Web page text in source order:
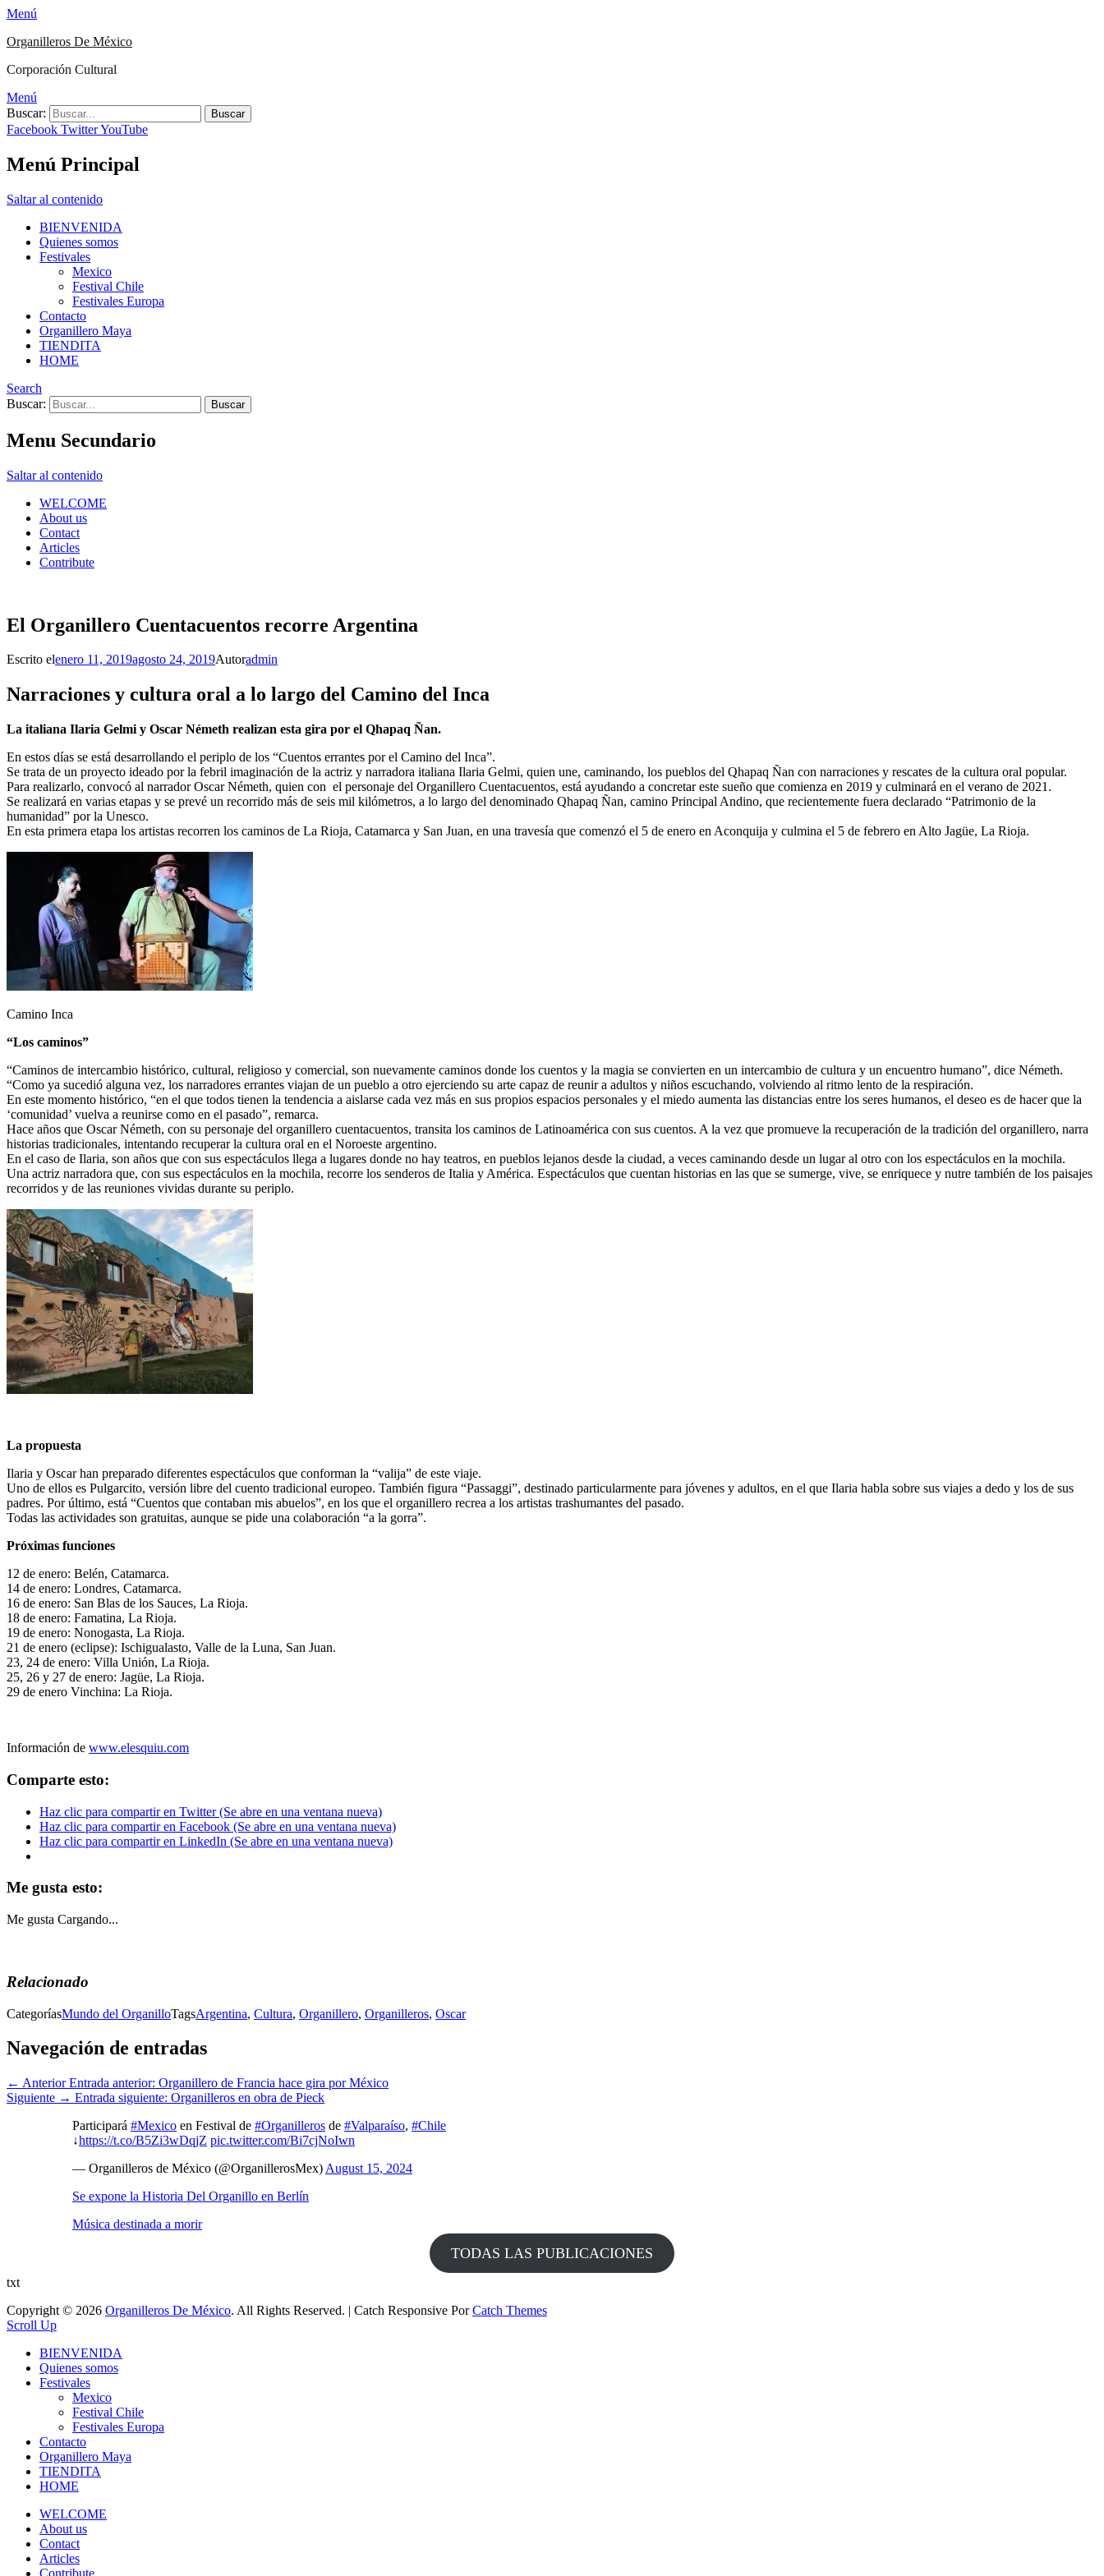
Menú
Organilleros De México
Corporación Cultural
Menú
Buscar:
Facebook TwitterYouTube
Menú Principal
Saltar al contenido
BIENVENIDA
Quienes somos
Festivales
Mexico
Festival Chile
Festivales Europa
Contacto
Organillero Maya
TIENDITA
HOME
Search
Buscar:
Menu Secundario
Saltar al contenido
WELCOME
About us
Contact
Articles
Contribute
El Organillero Cuentacuentos recorre Argentina
Escrito elenero 11, 2019agosto 24, 2019Autoradmin
Narraciones y cultura oral a lo largo del Camino del Inca
La italiana Ilaria Gelmi y Oscar Németh realizan esta gira por el Qhapaq Ñan.
En estos días se está desarrollando el periplo de los “Cuentos errantes por el Camino del Inca”.
Se trata de un proyecto ideado por la febril imaginación de la actriz y narradora italiana Ilaria Gelmi, quien une, caminando, los pueblos del Qhapaq Ñan con narraciones y rescates de la cultura oral popular.
Para realizarlo, convocó al narrador Oscar Németh, quien con el personaje del Organillero Cuentacuentos, está ayudando a concretar este sueño que comienza en 2019 y culminará en el verano de 2021.
Se realizará en varias etapas y se prevé un recorrido más de seis mil kilómetros, a lo largo del denominado Qhapaq Ñan, camino Principal Andino, que recientemente fuera declarado “Patrimonio de la
humanidad” por la Unesco.
En esta primera etapa los artistas recorren los caminos de La Rioja, Catamarca y San Juan, en una travesía que comenzó el 5 de enero en Aconquija y culmina el 5 de febrero en Alto Jagüe, La Rioja.
Camino Inca
“Los caminos”
“Caminos de intercambio histórico, cultural, religioso y comercial, son nuevamente caminos donde los cuentos y la magia se convierten en un intercambio de cultura y un encuentro humano”, dice Németh.
“Como ya sucedió alguna vez, los narradores errantes viajan de un pueblo a otro ejerciendo su arte capaz de reunir a adultos y niños escuchando, volviendo al ritmo lento de la respiración.
En este momento histórico, “en el que todos tienen la tendencia a aislarse cada vez más en sus propios espacios personales y el miedo aumenta las distancias entre los seres humanos, el deseo es de hacer que la
‘comunidad’ vuelva a reunirse como en el pasado”, remarca.
Hace años que Oscar Németh, con su personaje del organillero cuentacuentos, transita los caminos de Latinoamérica con sus cuentos. A la vez que promueve la recuperación de la tradición del organillero, narra
historias tradicionales, intentando recuperar la cultura oral en el Noroeste argentino.
En el caso de Ilaria, son años que con sus espectáculos llega a lugares donde no hay teatros, en pueblos lejanos desde la ciudad, a veces caminando desde un lugar al otro con los espectáculos en la mochila.
Una actriz narradora que, con sus espectáculos en la mochila, recorre los senderos de Italia y América. Espectáculos que cuentan historias en las que se sumerge, vive, se enriquece y nutre también de los paisajes
recorridos y de las reuniones vividas durante su periplo.
La propuesta
Ilaria y Oscar han preparado diferentes espectáculos que conforman la “valija” de este viaje.
Uno de ellos es Pulgarcito, versión libre del cuento tradicional europeo. También figura “Passaggi”, destinado particularmente para jóvenes y adultos, en el que Ilaria habla sobre sus viajes a dedo y los de sus
padres. Por último, está “Cuentos que contaban mis abuelos”, en los que el organillero recrea a los artistas trashumantes del pasado.
Todas las actividades son gratuitas, aunque se pide una colaboración “a la gorra”.
Próximas funciones
12 de enero: Belén, Catamarca.
14 de enero: Londres, Catamarca.
16 de enero: San Blas de los Sauces, La Rioja.
18 de enero: Famatina, La Rioja.
19 de enero: Nonogasta, La Rioja.
21 de enero (eclipse): Ischigualasto, Valle de la Luna, San Juan.
23, 24 de enero: Villa Unión, La Rioja.
25, 26 y 27 de enero: Jagüe, La Rioja.
29 de enero Vinchina: La Rioja.
Información de www.elesquiu.com
Comparte esto:
Haz clic para compartir en Twitter (Se abre en una ventana nueva)
Haz clic para compartir en Facebook (Se abre en una ventana nueva)
Haz clic para compartir en LinkedIn (Se abre en una ventana nueva)
Me gusta esto:
Me gusta Cargando...
Relacionado
CategoríasMundo del OrganilloTagsArgentina, Cultura, Organillero, Organilleros, Oscar
Navegación de entradas
← Anterior Entrada anterior: Organillero de Francia hace gira por México
Siguiente → Entrada siguiente: Organilleros en obra de Pieck
Participará #Mexico en Festival de #Organilleros de #Valparaíso, #Chile
↓https://t.co/B5Zi3wDqjZ pic.twitter.com/Bi7cjNoIwn
— Organilleros de México (@OrganillerosMex) August 15, 2024
Se expone la Historia Del Organillo en Berlín
Música destinada a morir
TODAS LAS PUBLICACIONES
txt
Copyright © 2026 Organilleros De México. All Rights Reserved. | Catch Responsive PorCatch Themes
Scroll Up
BIENVENIDA
Quienes somos
Festivales
Mexico
Festival Chile
Festivales Europa
Contacto
Organillero Maya
TIENDITA
HOME
WELCOME
About us
Contact
Articles